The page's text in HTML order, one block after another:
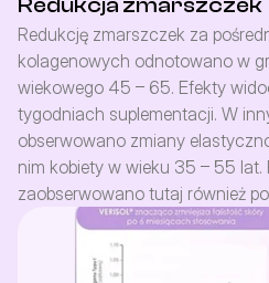
Redukcję zmarszczek za
kolagenowych odnotowano w
wiekowego 45 – 65. Efekty
tygodniach suplementacji. W
obserwowano zmiany
nim kobiety w wieku 35 – 55 lat.
zaobserwowano tutaj również